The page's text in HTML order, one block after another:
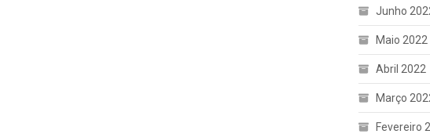
Junho
Maio 2022
Abril 2022
Março
Fevereiro